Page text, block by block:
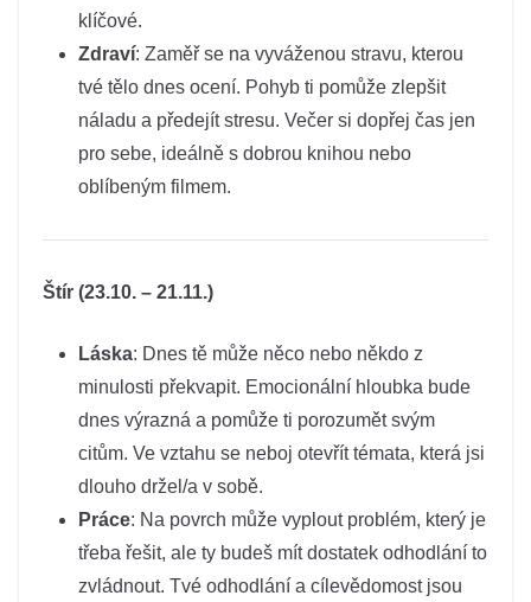
klíčové.
Zdraví: Zaměř se na vyváženou stravu, kterou
tvé tělo dnes ocení. Pohyb ti pomůže zlepšit
náladu a předejít stresu. Večer si dopřej čas jen
pro sebe, ideálně s dobrou knihou nebo
oblíbeným filmem.
Štír (23.10. – 21.11.)
Láska: Dnes tě může něco nebo někdo z
minulosti překvapit. Emocionální hloubka bude
dnes výrazná a pomůže ti porozumět svým
citům. Ve vztahu se neboj otevřít témata, která jsi
dlouho držel/a v sobě.
Práce: Na povrch může vyplout problém, který je
třeba řešit, ale ty budeš mít dostatek odhodlání to
zvládnout. Tvé odhodlání a cílevědomost jsou